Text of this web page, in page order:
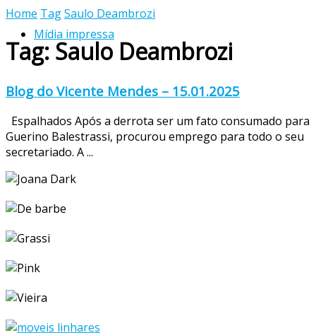
Mídia impressa
Home TagSaulo Deambrozi
Tag: Saulo Deambrozi
Blog do Vicente Mendes – 15.01.2025
Espalhados Após a derrota ser um fato consumado para
Guerino Balestrassi, procurou emprego para todo o seu
secretariado. A ...